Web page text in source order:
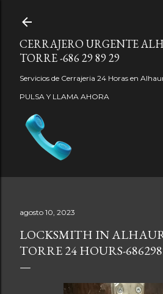
CERRAJERO URGENTE
TORRE -686 29 89 29
Servicios de Cerrajeria 24 Horas en
PULSA Y LLAMA AHORA
agosto 10, 2023
LOCKSMITH IN
TORRE 24 HOURS-